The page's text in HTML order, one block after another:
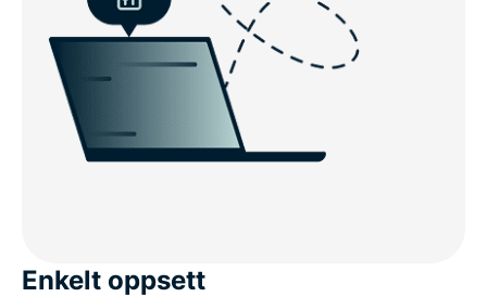
Enkelt oppsett